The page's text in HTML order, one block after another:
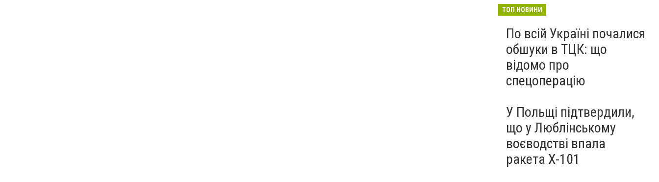
ТОП НОВИНИ
По всій Україні почалися
обшуки в ТЦК: що
відомо про
спецоперацію
У Польщі підтвердили,
що у Люблінському
воєводстві впала
ракета Х-101